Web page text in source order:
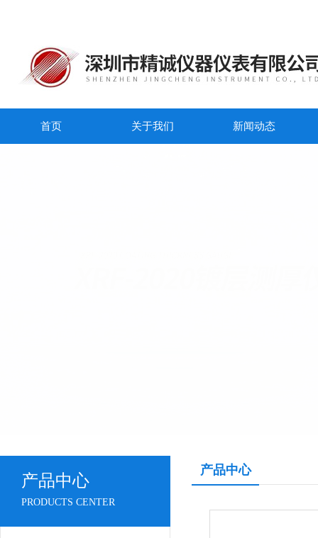
首页 关于我们 新闻动态
产品中心
PRODUCTS CENTER
产品中心